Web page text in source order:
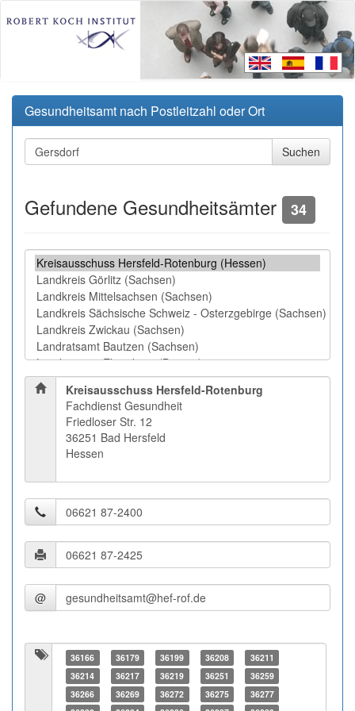
Gesundheitsamt nach Postleitzahl oder Ort
Gefundene Gesundheitsämter 34
Kreisausschuss Hersfeld-Rotenburg
Fachdienst Gesundheit
Friedloser Str. 12
36251 Bad Hersfeld
Hessen
@
36166 36179 36199 36208
36211
36214
36217 36219 36251
36259
36266
36269 36272 36275
36277